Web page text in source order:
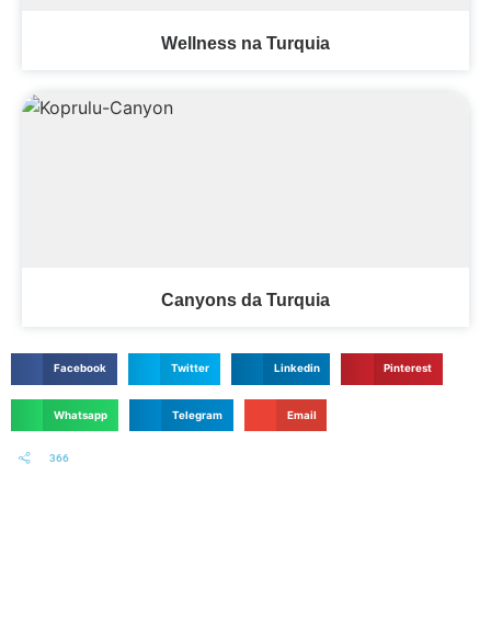
Wellness na Turquia
Canyons da Turquia
Facebook Twitter Linkedin Pinterest
Whatsapp Telegram Email
366